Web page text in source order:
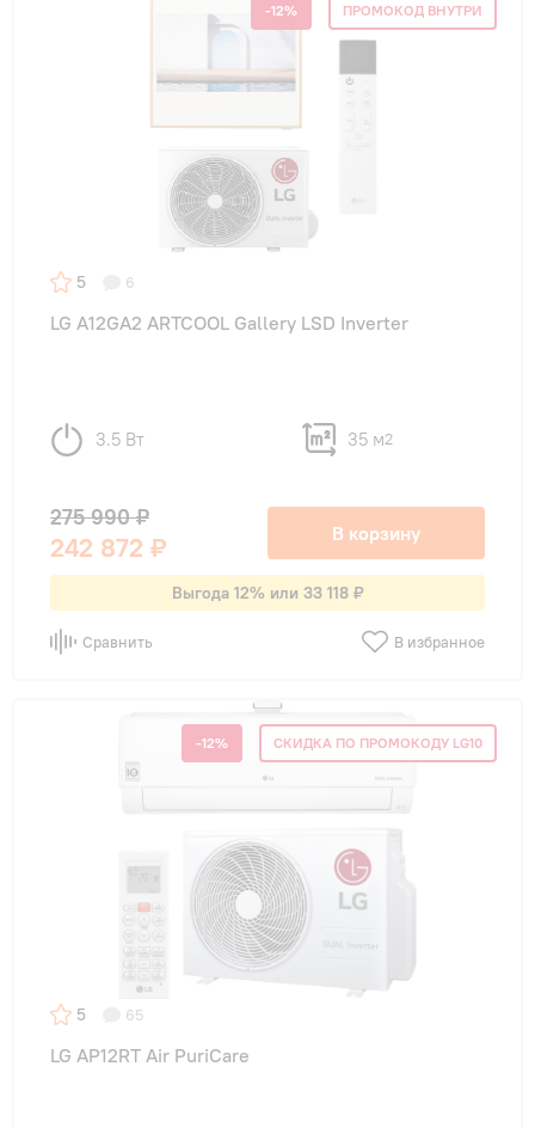
-12% ПРОМОКОД ВНУТРИ
5 6
LG A12GA2 ARTCOOL Gallery LSD Inverter
3.5 Вт 35 м2
275 990 ₽
242 872 ₽ В корзину
Выгода 12% или 33 118 ₽
Сравнить В избранное
-12% СКИДКА ПО ПРОМОКОДУ LG10
5 65
LG AP12RT Air PuriCare